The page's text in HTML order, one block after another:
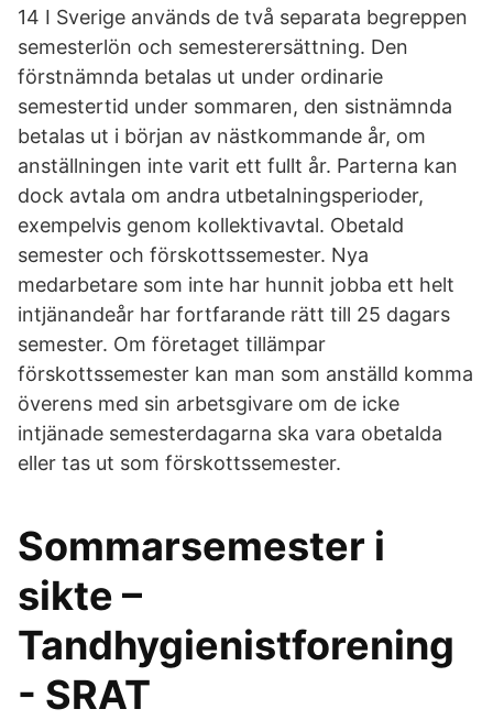
14 I Sverige används de två separata begreppen
semesterlön och semesterersättning. Den
förstnämnda betalas ut under ordinarie
semestertid under sommaren, den sistnämnda
betalas ut i början av nästkommande år, om
anställningen inte varit ett fullt år. Parterna kan
dock avtala om andra utbetalningsperioder,
exempelvis genom kollektivavtal. Obetald
semester och förskottssemester. Nya
medarbetare som inte har hunnit jobba ett helt
intjänandeår har fortfarande rätt till 25 dagars
semester. Om företaget tillämpar
förskottssemester kan man som anställd komma
överens med sin arbetsgivare om de icke
intjänade semesterdagarna ska vara obetalda
eller tas ut som förskottssemester.
Sommarsemester i
sikte –
Tandhygienistforening
- SRAT